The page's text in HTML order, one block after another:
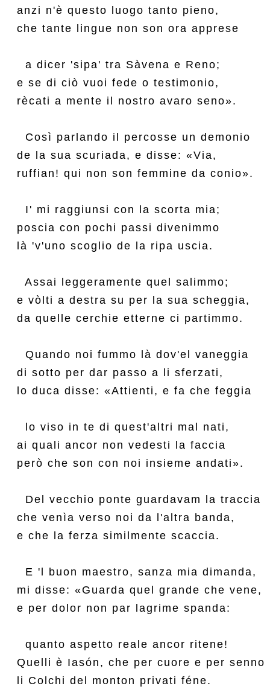
anzi n'è questo luogo tanto pieno,
che tante lingue non son ora apprese
  a dicer 'sipa' tra Sàvena e Reno;
e se di ciò vuoi fede o testimonio,
rècati a mente il nostro avaro seno».
  Così parlando il percosse un demonio
de la sua scuriada, e disse: «Via,
ruffian! qui non son femmine da conio».
  I' mi raggiunsi con la scorta mia;
poscia con pochi passi divenimmo
là 'v'uno scoglio de la ripa uscia.
  Assai leggeramente quel salimmo;
e vòlti a destra su per la sua scheggia,
da quelle cerchie etterne ci partimmo.
  Quando noi fummo là dov'el vaneggia
di sotto per dar passo a li sferzati,
lo duca disse: «Attienti, e fa che feggia
  lo viso in te di quest'altri mal nati,
ai quali ancor non vedesti la faccia
però che son con noi insieme andati».
  Del vecchio ponte guardavam la traccia
che venìa verso noi da l'altra banda,
e che la ferza similmente scaccia.
  E 'l buon maestro, sanza mia dimanda,
mi disse: «Guarda quel grande che vene,
e per dolor non par lagrime spanda:
  quanto aspetto reale ancor ritene!
Quelli è Iasón, che per cuore e per senno
li Colchi del monton privati féne.